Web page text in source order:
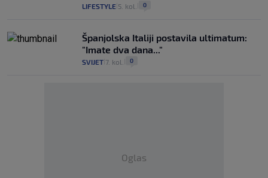
LIFESTYLE 5. kol. 0
Španjolska Italiji postavila ultimatum:
"Imate dva dana..."
SVIJET 7. kol. 0
Oglas